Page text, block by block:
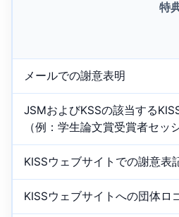
特
メールでの謝意表明
JSMおよびKSSの該当する
（例：学生論文賞受賞者セッ
KISSウェブサイトでの謝意表
KISSウェブサイトへの団体ロ